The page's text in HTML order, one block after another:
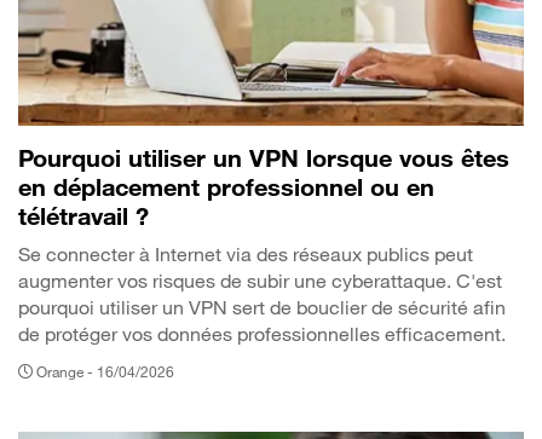
Pourquoi utiliser un VPN lorsque vous êtes
en déplacement professionnel ou en
télétravail ?
Se connecter à Internet via des réseaux publics peut
augmenter vos risques de subir une cyberattaque. C'est
pourquoi utiliser un VPN sert de bouclier de sécurité afin
de protéger vos données professionnelles efficacement.
Orange - 16/04/2026